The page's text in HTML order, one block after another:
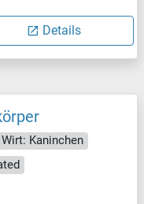
Details
Wirt: Kaninchen